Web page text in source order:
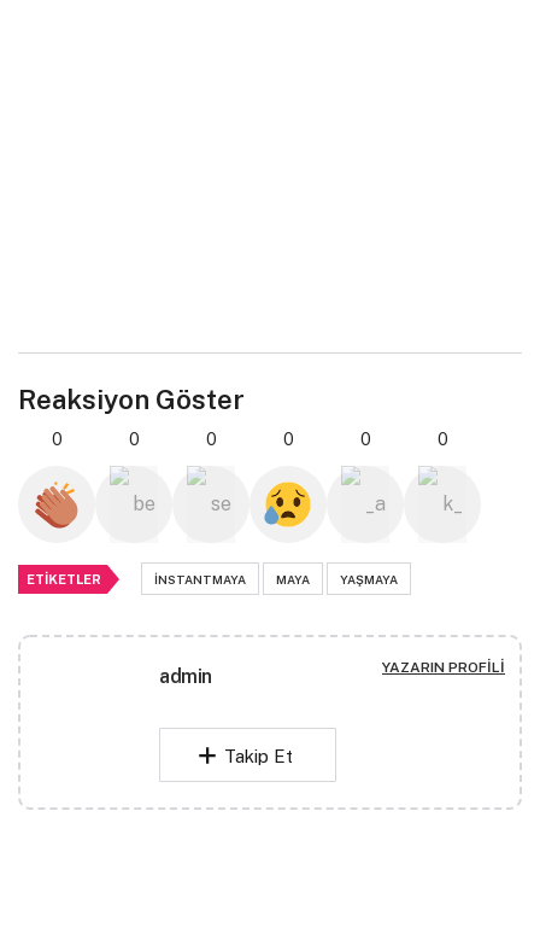
Reaksiyon Göster
0 0 0 0 0 0
ETIKETLER INSTANTMAYA MAYA YAŞMAYA
admin YAZARIN PROFILI
Takip Et